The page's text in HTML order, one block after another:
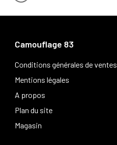
Camouflage 83
Conditions générales de ventes
Mentions légales
A propos
Plan du site
Magasin